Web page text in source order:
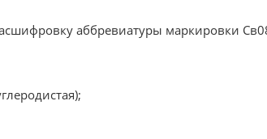
аббревиатуры маркировки